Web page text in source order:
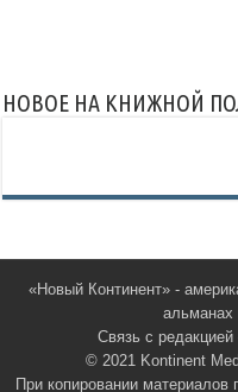
НОВОЕ НА КНИЖНОЙ
«Новый Континент» -
альманах
Связь с
© 2021 Kontinent
При копировании материалов